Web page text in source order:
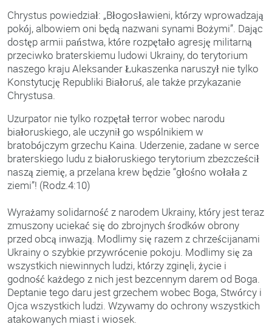
Chrystus powiedział: „Błogosławieni, którzy wprowadzają
pokój, albowiem oni będą nazwani synami Bożymi”. Dając
dostęp armii państwa, które rozpętało agresję militarną
przeciwko braterskiemu ludowi Ukrainy, do terytorium
naszego kraju Aleksander Łukaszenka naruszył nie tylko
Konstytucję Republiki Białoruś, ale także przykazanie
Chrystusa.
Uzurpator nie tylko rozpętał terror wobec narodu
białoruskiego, ale uczynił go wspólnikiem w
bratobójczym grzechu Kaina. Uderzenie, zadane w serce
braterskiego ludu z białoruskiego terytorium zbezcześcił
naszą ziemię, a przelana krew będzie “głośno wołała z
ziemi”! (Rodz.4:10)
Wyrażamy solidarność z narodem Ukrainy, który jest teraz
zmuszony uciekać się do zbrojnych środków obrony
przed obcą inwazją. Modlimy się razem z chrześcijanami
Ukrainy o szybkie przywrócenie pokoju. Modlimy się za
wszystkich niewinnych ludzi, którzy zginęli, życie i
godność każdego z nich jest bezcennym darem od Boga.
Deptanie tego daru jest grzechem wobec Boga, Stwórcy i
Ojca wszystkich ludzi. Wzywamy do ochrony wszystkich
atakowanych miast i wiosek.